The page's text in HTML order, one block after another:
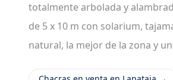
totalmente arbolada y
de 5 x 10 m con solarium,
natural, la mejor de la zona y